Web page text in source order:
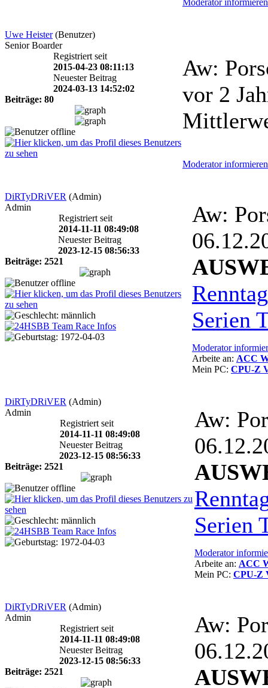
Moderator informieren
Uwe Heister (Benutzer)
Senior Boarder
Registriert seit
2015-04-23 08:11:13
Neuester Beitrag
2024-03-13 14:52:02
Beiträge: 80
Aw:
vor 2
Moderator informieren
DiRTyDRiVER (Admin)
Admin
Registriert seit
2014-11-11 08:49:08
Neuester Beitrag
2023-12-15 08:56:33
Beiträge: 2521
Aw:
Renntag
Serien
Moderator
Arbeite an: ACC
Mein PC: CPU-Z
DiRTyDRiVER (Admin)
Admin
Registriert seit
2014-11-11 08:49:08
Neuester Beitrag
2023-12-15 08:56:33
Beiträge: 2521
Aw:
Serien
Moderator
Arbeite an: ACC
Mein PC: CPU-Z
DiRTyDRiVER (Admin)
Admin
Registriert seit
2014-11-11 08:49:08
Neuester Beitrag
2023-12-15 08:56:33
Beiträge: 2521
Aw: